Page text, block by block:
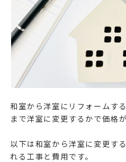
和室から洋室にリフォームす
まで洋室に変更するかで価格
以下は和室から洋室に変更す
れる工事と費用です。